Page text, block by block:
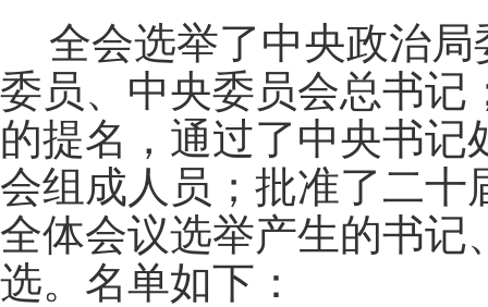
全会选举了中央政治
委员、中央委员会总书记
的提名，通过了中央书
会组成人员；批准了二
全体会议选举产生的书
选。名单如下：